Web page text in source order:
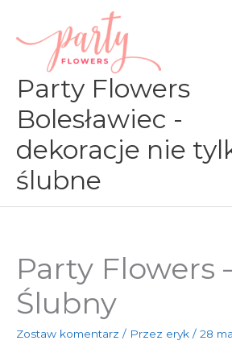
treści
Party Flowers
Bolesławiec -
dekoracje nie
ślubne
Party Flowers
Ślubny
Zostaw komentarz / Przez eryk / 28